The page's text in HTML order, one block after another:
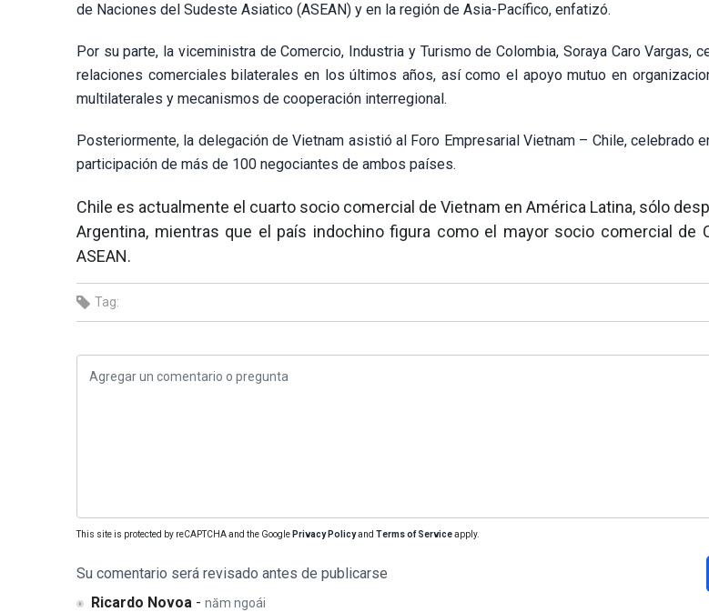
de Naciones del Sudeste Asiatico (ASEAN) y en la región de Asia-Pacífico, enfatizó.
Por su parte, la viceministra de Comercio, Industria y Turismo de Colombia, Soraya Caro Vargas,
relaciones comerciales bilaterales en los últimos años, así como el apoyo mutuo en
multilaterales y mecanismos de cooperación interregional.
Posteriormente, la delegación de Vietnam asistió al Foro Empresarial Vietnam – Chile, celebrado
participación de más de 100 negociantes de ambos países.
Chile es actualmente el cuarto socio comercial de Vietnam en América Latina, sólo
Argentina, mientras que el país indochino figura como el mayor socio comercial de
ASEAN.
Tag:
This site is protected by reCAPTCHA and the Google Privacy Policyand Terms of Serviceapply.
Su comentario será revisado antes de publicarse
Ricardo Novoa -năm ngoái